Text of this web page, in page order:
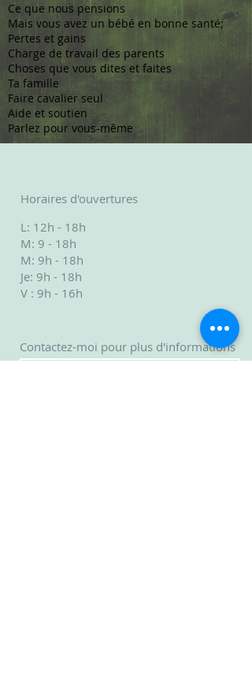
Ce que nous pensions
Mais vous avez un bébé en bonne santé;
Pertes et gains
Charge de travail des parents
Choses que vous dites et faites
Ta famille
Faire cavalier seul
Aide et soutien
Parlez pour vous-même
Contactez-moi pour plus d'informations
Horaires d'ouvertures
L: 12h - 18h
M: 9 - 18h
M: 9h - 18h
Je: 9h - 18h
V : 9h - 16h